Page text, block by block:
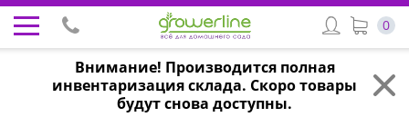
Внимание! Производится полная
инвентаризация склада. Скоро товары
будут снова доступны.
0